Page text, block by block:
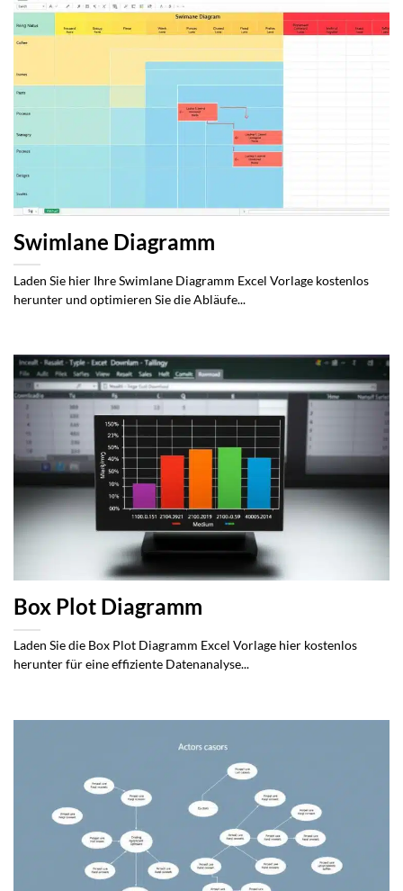
Swimlane Diagramm
Laden Sie hier Ihre Swimlane Diagramm Excel Vorlage kostenlos
herunter und optimieren Sie die Abläufe...
Box Plot Diagramm
Laden Sie die Box Plot Diagramm Excel Vorlage hier kostenlos
herunter für eine effiziente Datenanalyse...